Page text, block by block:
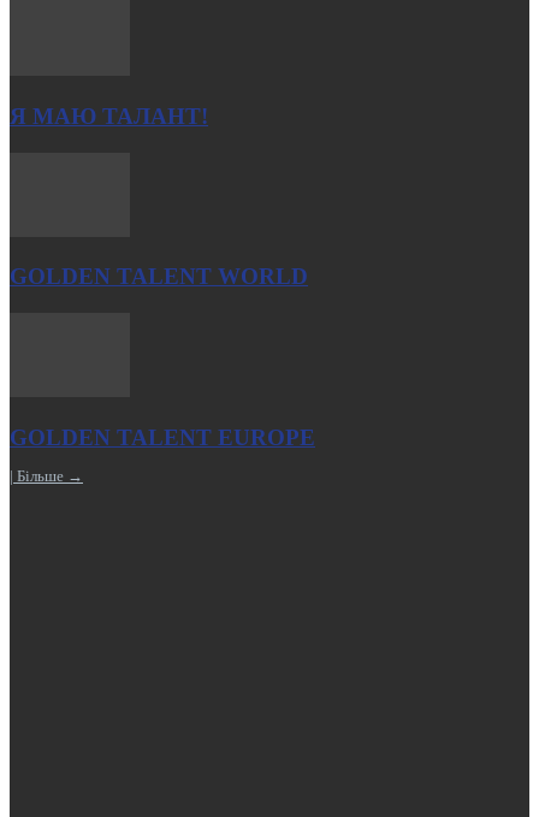
Я МАЮ ТАЛАНТ!
GOLDEN TALENT WORLD
GOLDEN TALENT EUROPE
| Більше →